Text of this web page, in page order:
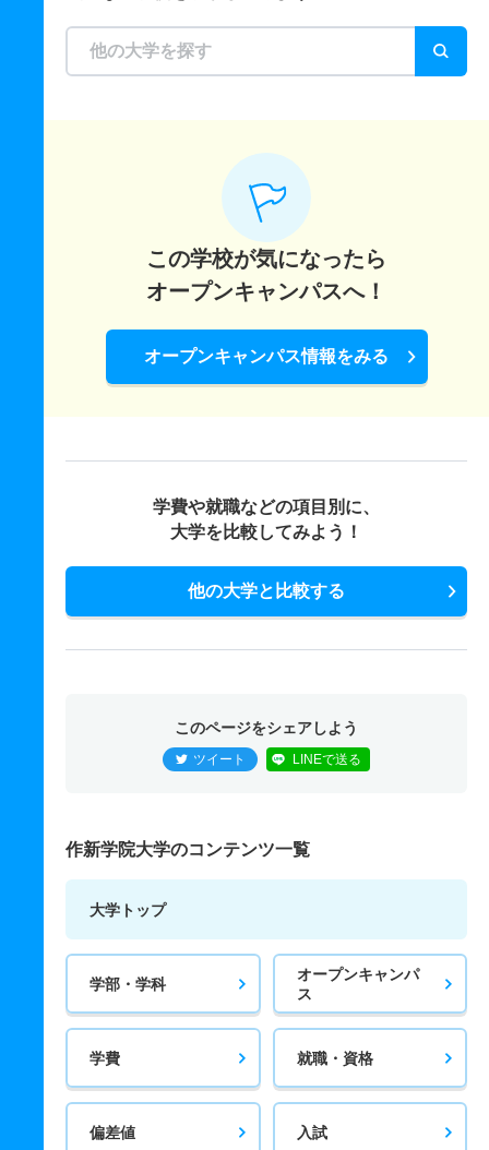
この学校が気になったら
オープンキャンパスへ！
オープンキャンパス情報をみる
学費や就職などの項目別に、
大学を比較してみよう！
他の大学と比較する
このページをシェアしよう
ツイート LINEで送る
作新学院大学のコンテンツ一覧
大学トップ
学部・学科
オープンキャンパ
ス
学費 就職・資格
偏差値 入試